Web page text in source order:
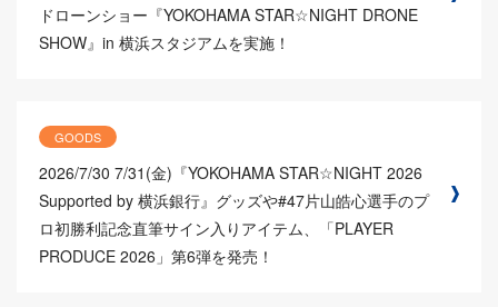
ドローンショー『YOKOHAMA STAR☆NIGHT DRONE
SHOW』in 横浜スタジアムを実施！
GOODS
2026/7/30 7/31(金)『YOKOHAMA STAR☆NIGHT 2026
Supported by 横浜銀行』グッズや#47片山皓心選手のプ
ロ初勝利記念直筆サイン入りアイテム、「PLAYER
PRODUCE 2026」第6弾を発売！